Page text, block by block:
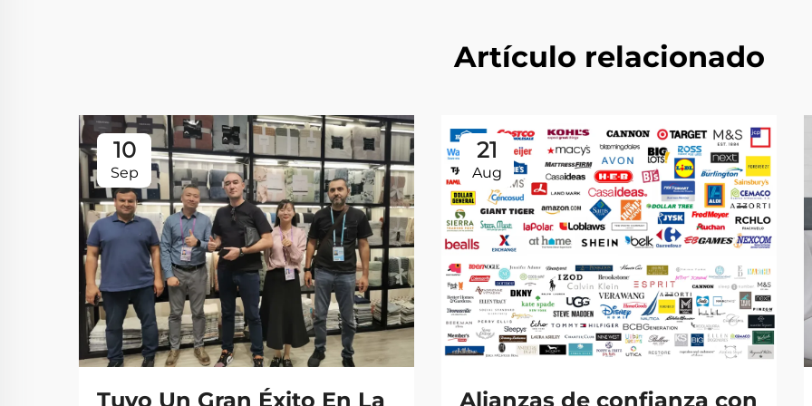
Artículo relacionado
10
Sep
Tuvo Un Gran Éxito En La
21
Aug
Alianzas de confianza con